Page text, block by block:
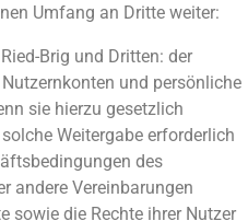
Umfang an Dritte weiter:
Brig und Dritten: der
und persönliche
sie hierzu gesetzlich
Weitergabe erforderlich
des
andere Vereinbarungen
sowie die Rechte ihrer Nutzer